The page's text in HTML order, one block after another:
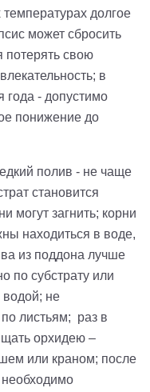
долгое
может сбросить
потерять свою
в
года - допустимо
понижение до
полив - не чаще
становится
могут загнить; корни
находиться в воде,
из поддона лучше
по субстрату или
водой; не
листьям; раз в
орхидею –
или краном; после